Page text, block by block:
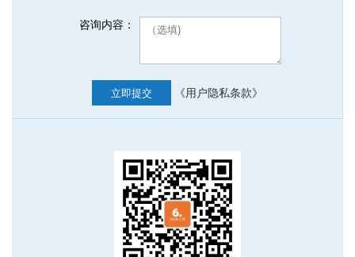
咨询内容：
立即提交 《用户隐私条款》